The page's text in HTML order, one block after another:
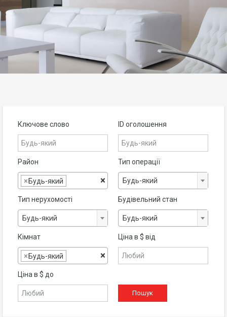
Ключове слово ID оголошення
Район
×
× Будь-який
Тип операції
Будь-який
Тип нерухомості
Будь-який
Будівельний стан
Будь-який
Кімнат
×
× Будь-який
Ціна в $ від
Ціна в $ до